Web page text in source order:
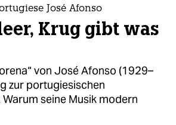
José Afonso
Krug gibt was
von José Afonso (1929–
zur portugiesischen
seine Musik modern